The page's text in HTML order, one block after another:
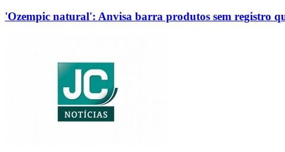
'Ozempic natural': Anvisa barra produtos sem registro